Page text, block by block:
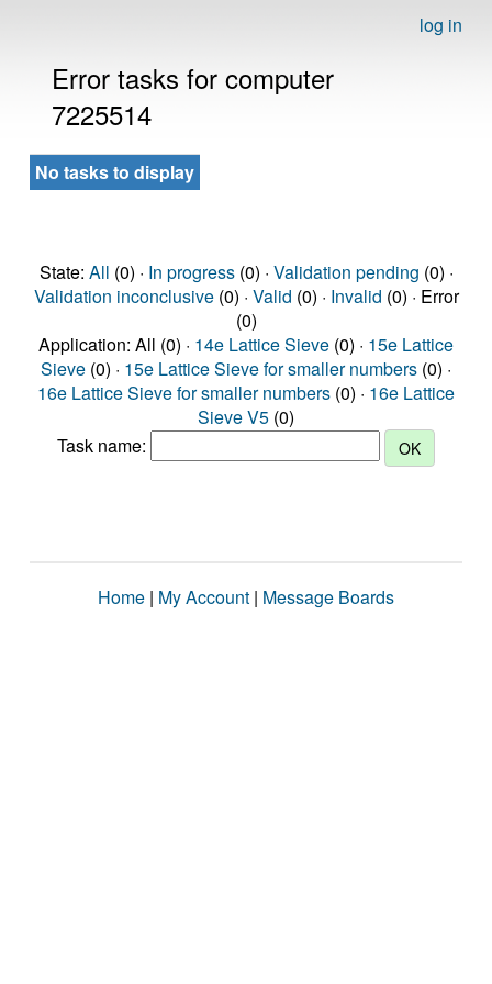
log in
Error tasks for computer
7225514
No tasks to display
State: All (0) · In progress(0) · Validation pending (0) ·
Validation inconclusive(0) · Valid (0) · Invalid (0) · Error
(0)
Application: All (0) · 14e Lattice Sieve (0) · 15e Lattice
Sieve (0) · 15e Lattice Sieve for smaller numbers (0) ·
16e Lattice Sieve for smaller numbers (0) · 16e Lattice
Sieve V5 (0)
Task name:
Home | My Account | Message Boards